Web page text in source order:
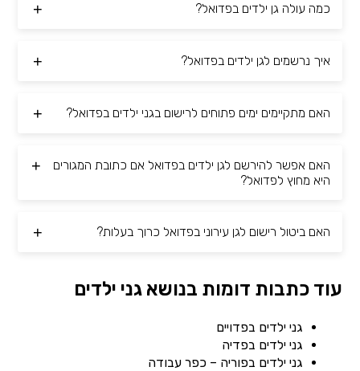
כמה עולה גן ילדים בפדואל?
איך נרשמים לגן ילדים בפדואל?
האם מתקיימים ימים פתוחים לרישום בגני ילדים בפדואל?
האם אפשר להירשם לגן ילדים בפדואל אם כתובת המגורים
היא מחוץ לפדואל?
האם ביטול רישום לגן עירוני בפדואל כרוך בעלות?
עוד כתבות דומות בנושא גני ילדים
גני ילדים בפדויים
גני ילדים בפדיה
גני ילדים בפוריה – כפר עבודה